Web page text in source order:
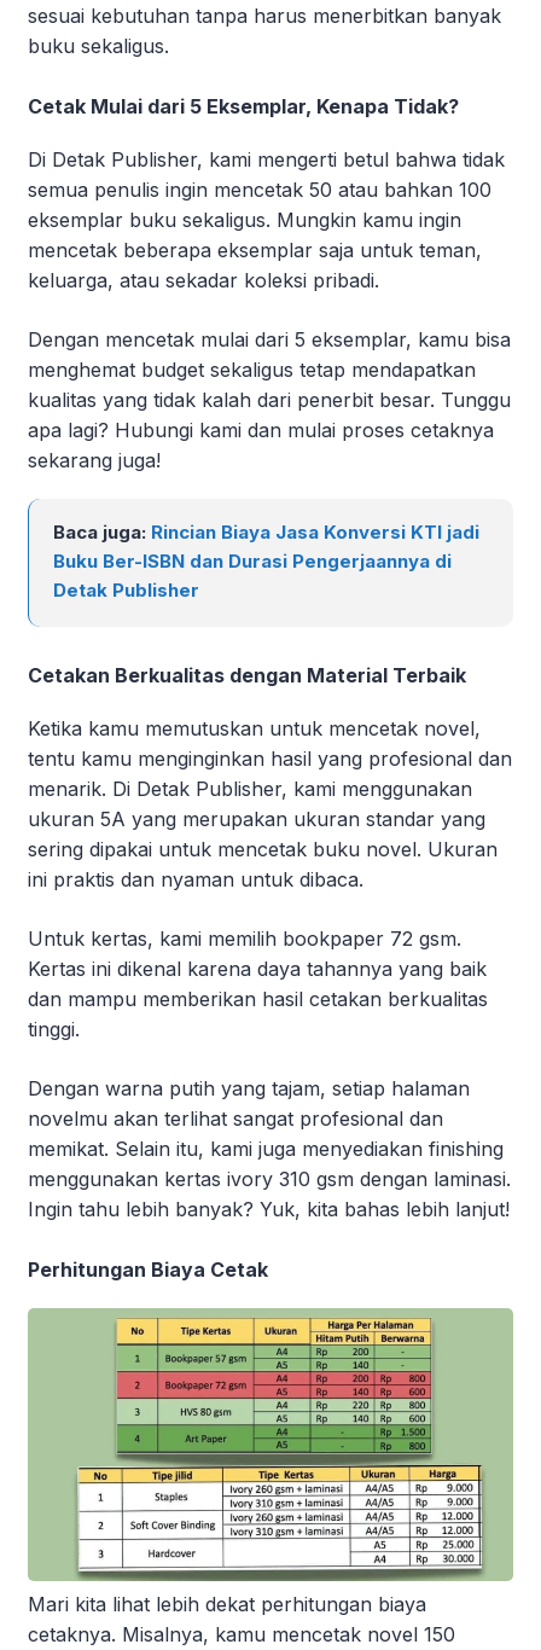
sesuai kebutuhan tanpa harus menerbitkan banyak
buku sekaligus.
Cetak Mulai dari 5 Eksemplar, Kenapa Tidak?
Di Detak Publisher, kami mengerti betul bahwa tidak
semua penulis ingin mencetak 50 atau bahkan 100
eksemplar buku sekaligus. Mungkin kamu ingin
mencetak beberapa eksemplar saja untuk teman,
keluarga, atau sekadar koleksi pribadi.
Dengan mencetak mulai dari 5 eksemplar, kamu bisa
menghemat budget sekaligus tetap mendapatkan
kualitas yang tidak kalah dari penerbit besar. Tunggu
apa lagi? Hubungi kami dan mulai proses cetaknya
sekarang juga!
Baca juga: Rincian Biaya Jasa Konversi KTI jadi
Buku Ber-ISBN dan Durasi Pengerjaannya di
Detak Publisher
Cetakan Berkualitas dengan Material Terbaik
Ketika kamu memutuskan untuk mencetak novel,
tentu kamu menginginkan hasil yang profesional dan
menarik. Di Detak Publisher, kami menggunakan
ukuran 5A yang merupakan ukuran standar yang
sering dipakai untuk mencetak buku novel. Ukuran
ini praktis dan nyaman untuk dibaca.
Untuk kertas, kami memilih bookpaper 72 gsm.
Kertas ini dikenal karena daya tahannya yang baik
dan mampu memberikan hasil cetakan berkualitas
tinggi.
Dengan warna putih yang tajam, setiap halaman
novelmu akan terlihat sangat profesional dan
memikat. Selain itu, kami juga menyediakan finishing
menggunakan kertas ivory 310 gsm dengan laminasi.
Ingin tahu lebih banyak? Yuk, kita bahas lebih lanjut!
Perhitungan Biaya Cetak
Mari kita lihat lebih dekat perhitungan biaya
cetaknya. Misalnya, kamu mencetak novel 150